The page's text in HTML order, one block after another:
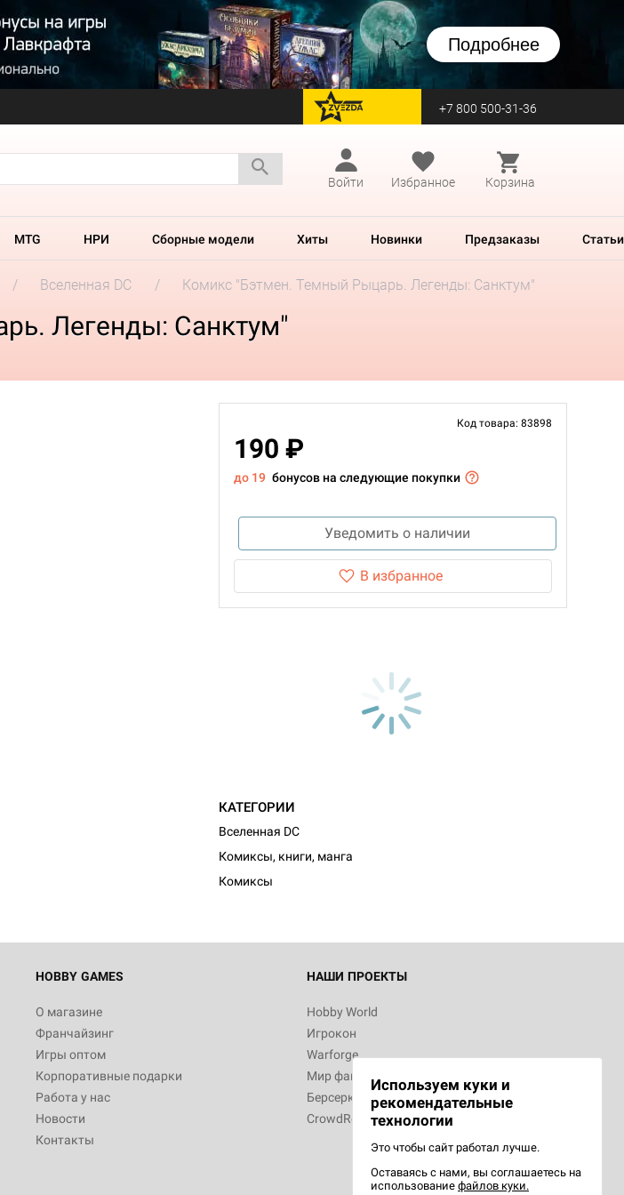
Подробнее
перейти на Zvezda +7 800 500-31-36
Войти
Избранное Корзина
MTG НРИ Сборные модели Хиты Новинки Предзаказы Статьи
Вселенная DC Комикс "Бэтмен. Темный Рыцарь. Легенды: Санктум"
Легенды: Санктум"
Код товара: 83898
190 ₽
до 19 бонусов на следующие покупки
Уведомить о наличии
В избранное
КАТЕГОРИИ
Вселенная DC
Комиксы, книги, манга
Комиксы
HOBBY GAMES
О магазине
Франчайзинг
Игры оптом
Корпоративные подарки
Работа у нас
Новости
Контакты
НАШИ ПРОЕКТЫ
Hobby World
Игрокон
Warforge
Мир фантастики
Берсерк
CrowdRepublic
Используем куки и
рекомендательные
технологии
Это чтобы сайт работал лучше.
Оставаясь с нами, вы соглашаетесь на
использование файлов куки.